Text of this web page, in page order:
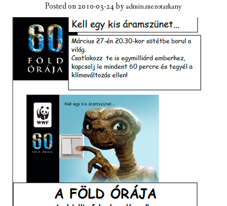
TELEPÜLÉSÜNKRŐL
LÁTNIVALÓK
KAPCSOLAT
ÖNKORMÁNYZAT
KÉPVISELŐ-TESTÜLET
VÁLASZTÁSI INFORMÁCIÓK
NEMZETISÉGI ÖNKORMÁNYZAT
PÁLYÁZATOK
Posted on2010-03-24byadmin.mezotarkany